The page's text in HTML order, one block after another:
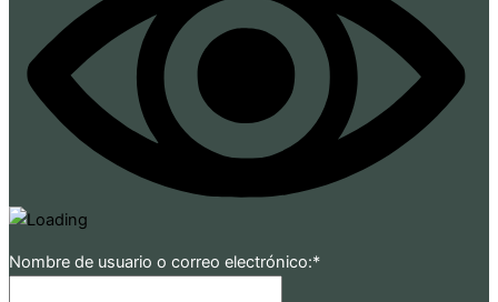
Nombre de usuario o correo electrónico:*